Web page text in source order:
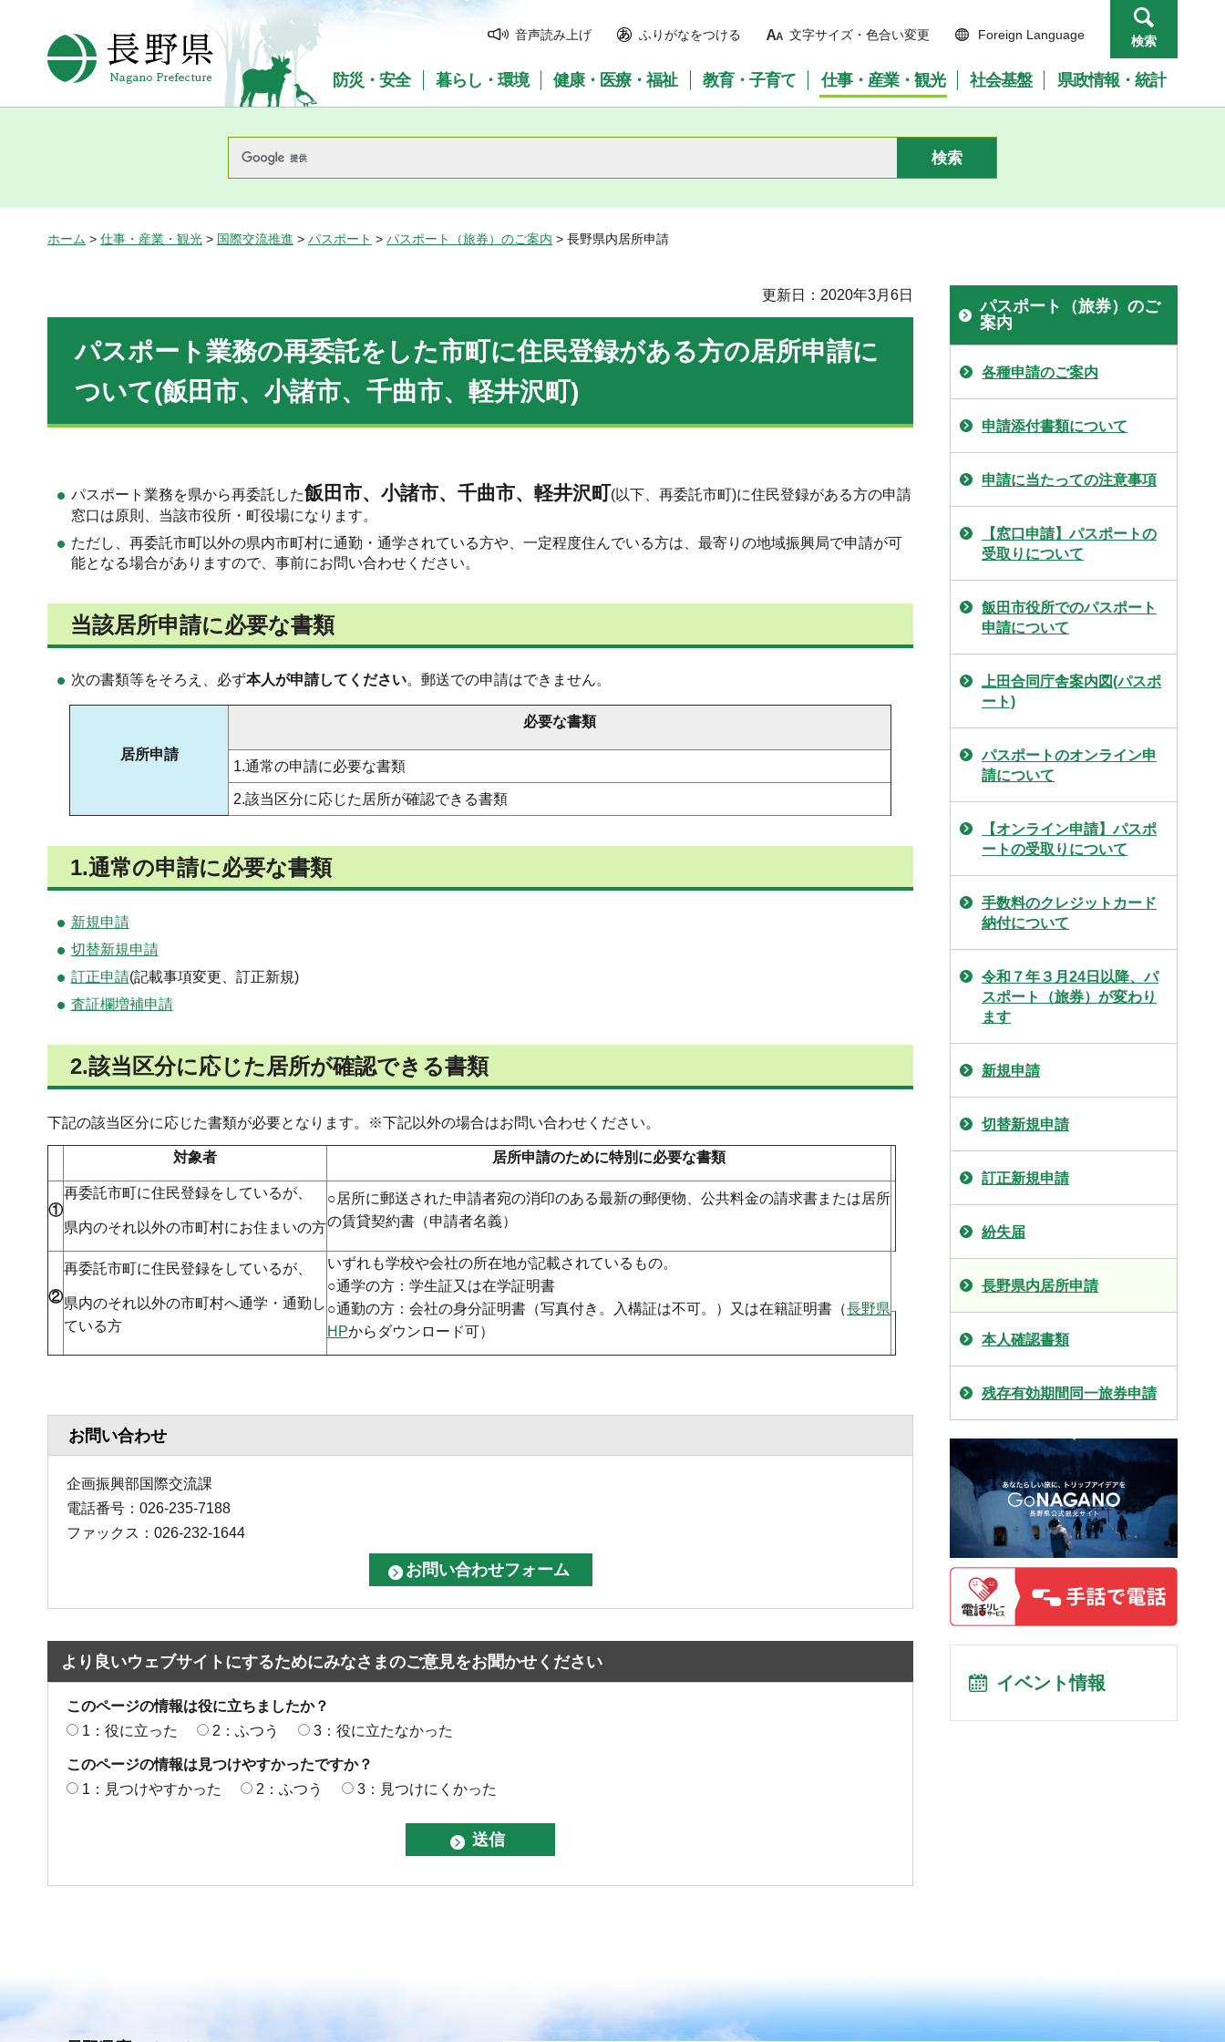
長野県Nagano Prefecture
音声読み上げ ふりがなをつける 文字サイズ・色合い変更 Foreign Language 検索
防災・安全 暮らし・環境 健康・医療・福祉 教育・子育て 仕事・産業・観光 社会基盤 県政情報・統計
ホーム > 仕事・産業・観光 > 国際交流推進 > パスポート > パスポート（旅券）のご案内 > 長野県内居所申請
更新日：2020年3月6日
パスポート業務の再委託をした市町に住民登録がある方の居所申請に
ついて(飯田市、小諸市、千曲市、軽井沢町)
パスポート業務を県から再委託した飯田市、小諸市、千曲市、軽井沢町(以下、再委託市町)に住民登録がある方の申請
窓口は原則、当該市役所・町役場になります。
ただし、再委託市町以外の県内市町村に通勤・通学されている方や、一定程度住んでいる方は、最寄りの地域振興局で申請が可
能となる場合がありますので、事前にお問い合わせください。
当該居所申請に必要な書類
次の書類等をそろえ、必ず本人が申請してください。郵送での申請はできません。
居所申請
必要な書類
1.通常の申請に必要な書類
2.該当区分に応じた居所が確認できる書類
1.通常の申請に必要な書類
新規申請
切替新規申請
訂正申請(記載事項変更、訂正新規)
査証欄増補申請
2.該当区分に応じた居所が確認できる書類
下記の該当区分に応じた書類が必要となります。※下記以外の場合はお問い合わせください。
対象者 居所申請のために特別に必要な書類
①
再委託市町に住民登録をしているが、
県内のそれ以外の市町村にお住まいの方
○居所に郵送された申請者宛の消印のある最新の郵便物、公共料金の請求書または居所
の賃貸契約書（申請者名義）
②
再委託市町に住民登録をしているが、
県内のそれ以外の市町村へ通学・通勤し
ている方
いずれも学校や会社の所在地が記載されているもの。
○通学の方：学生証又は在学証明書
○通勤の方：会社の身分証明書（写真付き。入構証は不可。）又は在籍証明書（長野県
HPからダウンロード可）
お問い合わせ
企画振興部国際交流課
電話番号：026-235-7188
ファックス：026-232-1644
より良いウェブサイトにするためにみなさまのご意見をお聞かせください
このページの情報は役に立ちましたか？
1：役に立った
2：ふつう 3：役に立たなかった
このページの情報は見つけやすかったですか？
1：見つけやすかった
2：ふつう 3：見つけにくかった
パスポート（旅券）のご
案内
各種申請のご案内
申請添付書類について
申請に当たっての注意事項
【窓口申請】パスポートの
受取りについて
飯田市役所でのパスポート
申請について
上田合同庁舎案内図(パスポ
ート)
パスポートのオンライン申
請について
【オンライン申請】パスポ
ートの受取りについて
手数料のクレジットカード
納付について
令和７年３月24日以降、パ
スポート（旅券）が変わり
ます
新規申請
切替新規申請
訂正新規申請
紛失届
長野県内居所申請
本人確認書類
残存有効期間同一旅券申請
イベント情報